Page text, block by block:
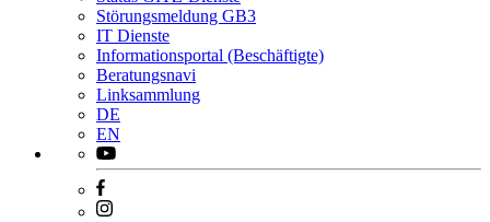
Störungsmeldung GB3
IT Dienste
Informationsportal (Beschäftigte)
Beratungsnavi
Linksammlung
DE
EN